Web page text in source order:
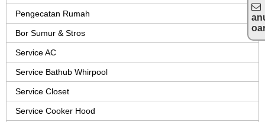
Pengecatan Rumah
Bor Sumur & Stros
Service AC
Service Bathub Whirpool
Service Closet
Service Cooker Hood